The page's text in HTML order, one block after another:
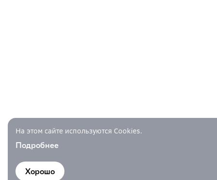
На этом сайте используются Cookies.
Подробнее
Хорошо